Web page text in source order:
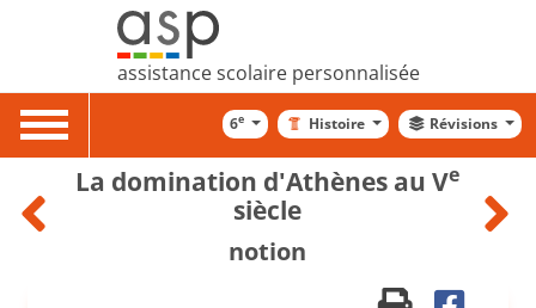
assistance scolaire personnalisée
Toggle
navigation
6e Histoire Révisions
La domination d'Athènes au Ve
siècle
notion